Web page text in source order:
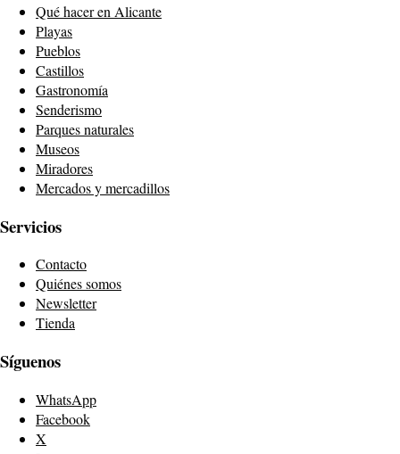
Qué hacer en Alicante
Playas
Pueblos
Castillos
Gastronomía
Senderismo
Parques naturales
Museos
Miradores
Mercados y mercadillos
Servicios
Contacto
Quiénes somos
Newsletter
Tienda
Síguenos
WhatsApp
Facebook
X